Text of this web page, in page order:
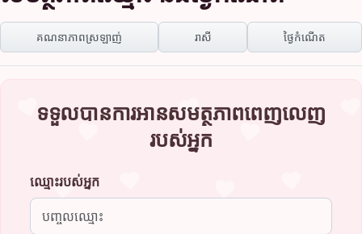
គណនាភាពស្រឡាញ់ រាសី ថ្ងៃកំណើត
ទទួលបានការអានសមត្ថភាពពេញលេញ
របស់អ្នក
ឈ្មោះរបស់អ្នក